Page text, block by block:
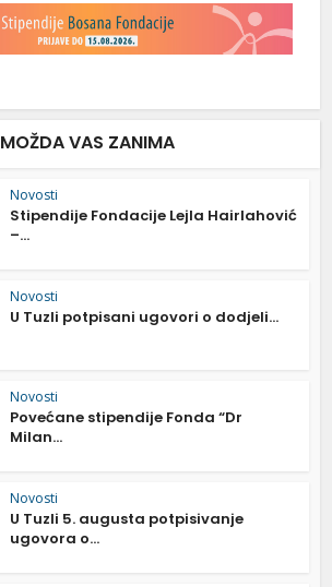
MOŽDA VAS ZANIMA
Novosti
Stipendije Fondacije Lejla Hairlahović
–...
Novosti
U Tuzli potpisani ugovori o dodjeli...
Novosti
Povećane stipendije Fonda “Dr
Milan...
Novosti
U Tuzli 5. augusta potpisivanje
ugovora o...